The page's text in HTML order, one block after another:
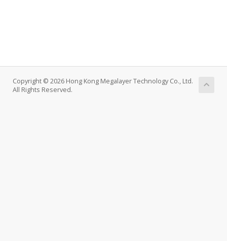
Copyright © 2026 Hong Kong Megalayer Technology Co., Ltd.
All Rights Reserved.